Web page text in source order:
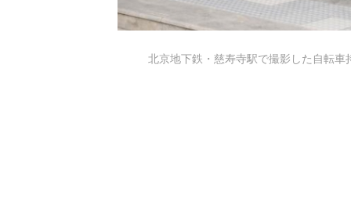
北京地下鉄・慈寿寺駅で撮影した自転